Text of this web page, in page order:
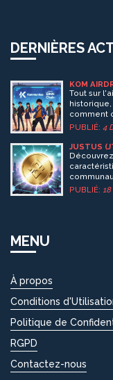
DERNIÈRES
KOM
DEVEZ
LES
Tout sur
historique,
comment
airdrops
PUBLIÉ: 4
JUSTUS
PUBLIÉ: 18
MENU
À propos
Conditions
Politique de
RGPD
Contactez-nous